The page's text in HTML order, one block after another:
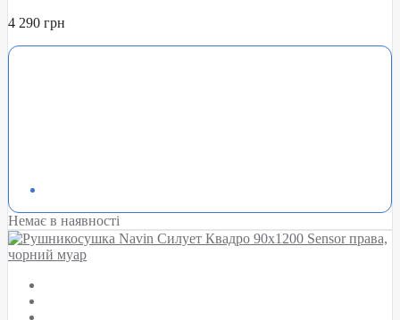
4 290 грн
Немає в наявності